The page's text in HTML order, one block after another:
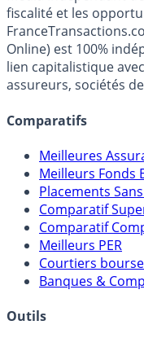
Premier guide
Média indépendant
fiscalité et les
Online) est 100%
assureurs, sociétés de
Comparatifs
Meilleures
Meilleurs Fonds
Placements
Comparatif
Comparatif
Meilleurs PER
Banques &